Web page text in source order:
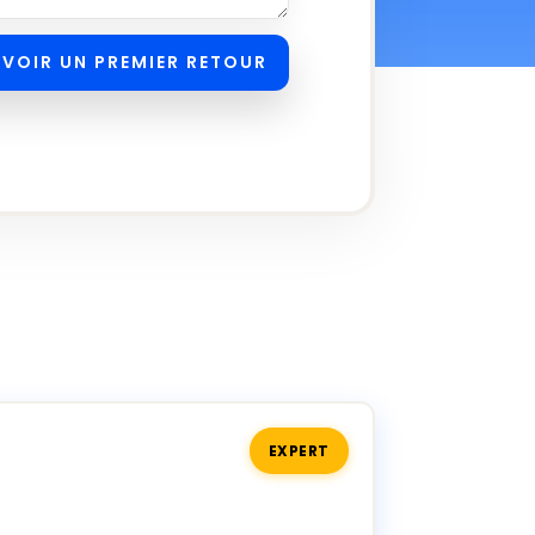
UN PREMIER RETOUR
EXPERT